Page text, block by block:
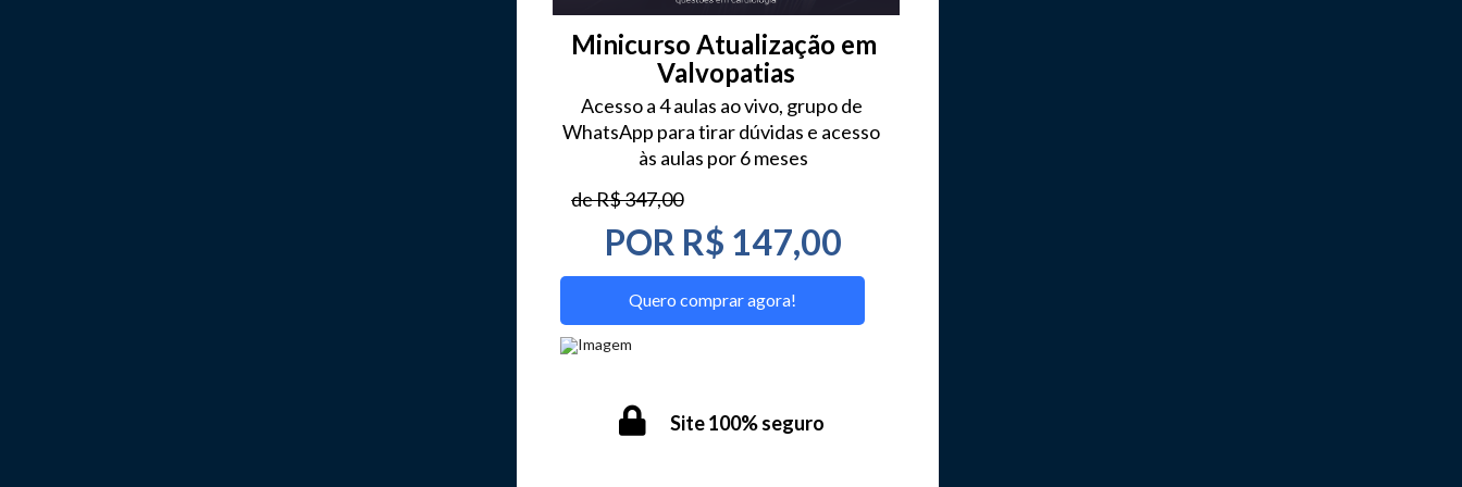
Quero comprar agora!
Minicurso Atualização em
Valvopatias
Acesso a 4 aulas ao vivo, grupo de
WhatsApp para tirar dúvidas e acesso
às aulas por 6 meses
de R$ 347,00
POR R$ 147,00
Site 100% seguro